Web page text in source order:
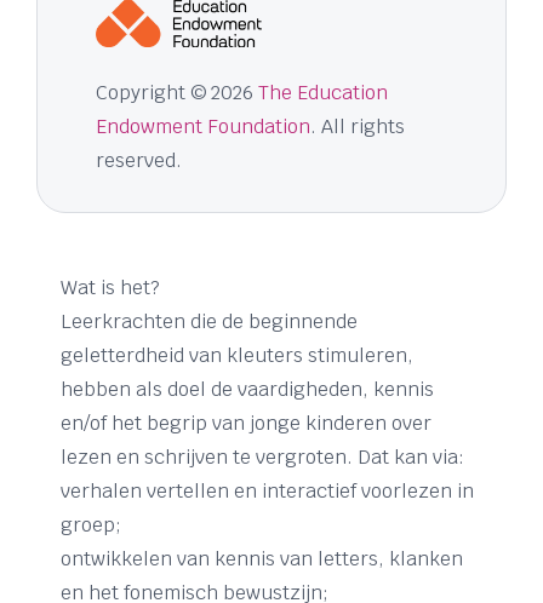
Copyright © 2026 The Education
Endowment Foundation. All rights
reserved.
Wat is het?
Leerkrachten die de beginnende
geletterdheid van kleuters stimuleren,
hebben als doel de vaardigheden, kennis
en/of het begrip van jonge kinderen over
lezen en schrijven te vergroten. Dat kan via:
verhalen vertellen en interactief voorlezen in
groep;
ontwikkelen van kennis van letters, klanken
en het fonemisch bewustzijn;